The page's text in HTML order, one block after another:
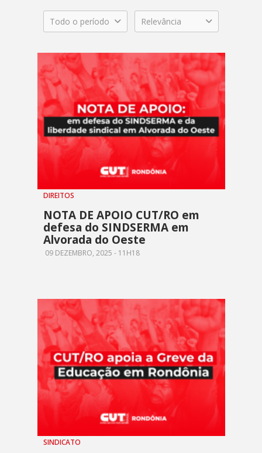
Todo o período Relevância
DIREITOS
NOTA DE APOIO CUT/RO em
defesa do SINDSERMA em
Alvorada do Oeste
09 DEZEMBRO, 2025 - 11H18
SINDICATO